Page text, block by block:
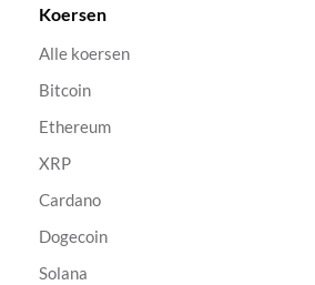
Koersen
Alle koersen
Bitcoin
Ethereum
XRP
Cardano
Dogecoin
Solana